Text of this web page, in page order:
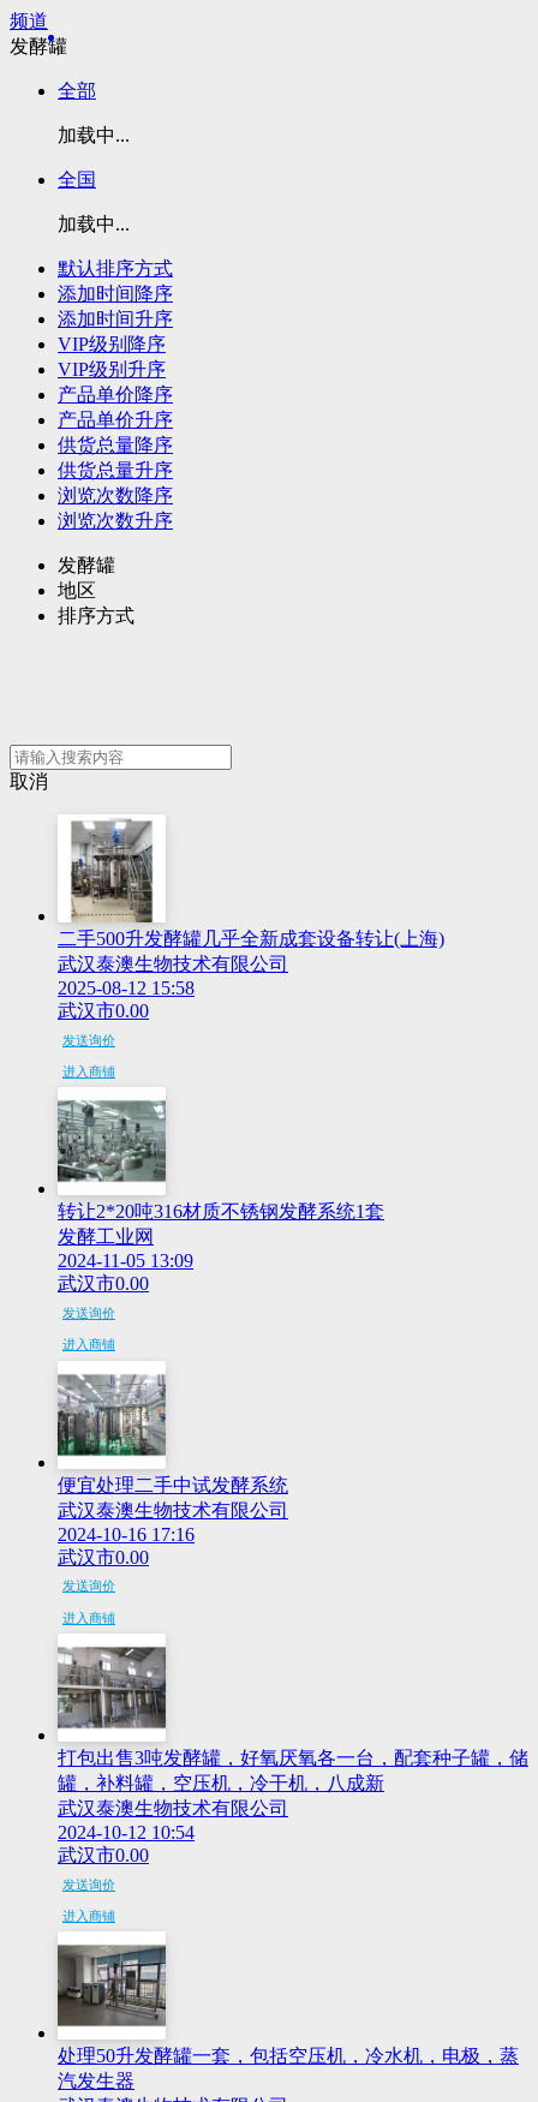
频道
发酵罐
全部
加载中...
全国
加载中...
默认排序方式
添加时间降序
添加时间升序
VIP级别降序
VIP级别升序
产品单价降序
产品单价升序
供货总量降序
供货总量升序
浏览次数降序
浏览次数升序
发酵罐
地区
排序方式
取消
二手500升发酵罐几乎全新成套设备转让(上海)
武汉泰澳生物技术有限公司
2025-08-12 15:58
武汉市0.00
发送询价
进入商铺
转让2*20吨316材质不锈钢发酵系统1套
发酵工业网
2024-11-05 13:09
武汉市0.00
发送询价
进入商铺
便宜处理二手中试发酵系统
武汉泰澳生物技术有限公司
2024-10-16 17:16
武汉市0.00
发送询价
进入商铺
打包出售3吨发酵罐，好氧厌氧各一台，配套种子罐，储
罐，补料罐，空压机，冷干机，八成新
武汉泰澳生物技术有限公司
2024-10-12 10:54
武汉市0.00
发送询价
进入商铺
处理50升发酵罐一套，包括空压机，冷水机，电极，蒸
汽发生器